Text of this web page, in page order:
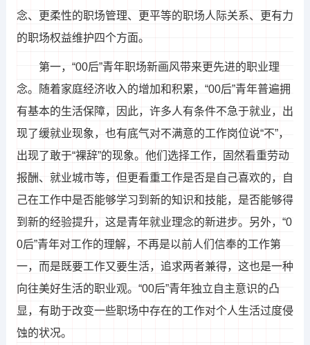
念、更柔性的职场管理、更平等的职场人际关系、更有力
的职场权益维护四个方面。
第一，“00后”青年职场新画风带来更先进的职业理
念。随着家庭经济收入的增加和积累，“00后”青年普遍拥
有基本的生活保障，因此，许多人有条件不急于就业，出
现了缓就业现象，也有底气对不满意的工作岗位说“不”，
出现了敢于“裸辞”的现象。他们选择工作，固然看重劳动
报酬、就业城市等，但更看重工作是否是自己喜欢的，自
己在工作中是否能够学习到新的知识和技能，是否能够得
到新的经验提升，这是青年就业理念的新进步。另外，“0
0后”青年对工作的理解，不再是以前人们信奉的工作第
一，而是既要工作又要生活，追求两者兼得，这也是一种
向往美好生活的职业观。“00后”青年独立自主意识的凸
显，有助于改变一些职场中存在的工作对个人生活过度侵
蚀的状况。